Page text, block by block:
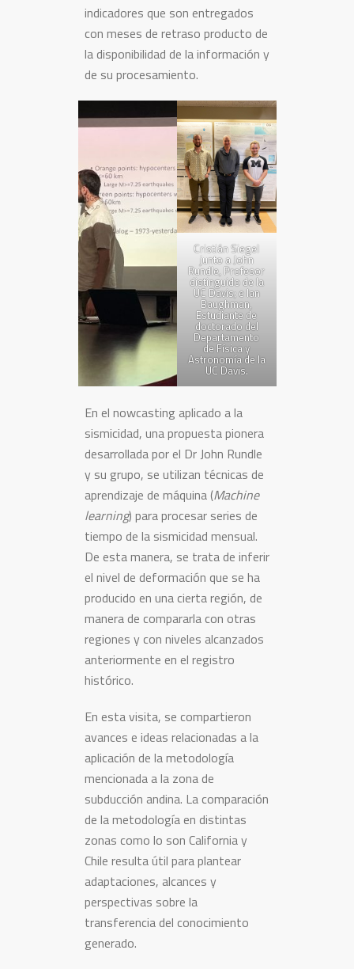
indicadores que son entregados
con meses de retraso producto de
la disponibilidad de la información y
de su procesamiento.
Cristián Siegel
junto a John
Rundle, Profesor
distinguido de la
UC Davis; e Ian
Baughman,
Estudiante de
doctorado del
Departamento
de Física y
Astronomía de la
UC Davis.
En el nowcasting aplicado a la
sismicidad, una propuesta pionera
desarrollada por el Dr John Rundle
y su grupo, se utilizan técnicas de
aprendizaje de máquina (Machine
learning) para procesar series de
tiempo de la sismicidad mensual.
De esta manera, se trata de inferir
el nivel de deformación que se ha
producido en una cierta región, de
manera de compararla con otras
regiones y con niveles alcanzados
anteriormente en el registro
histórico.
En esta visita, se compartieron
avances e ideas relacionadas a la
aplicación de la metodología
mencionada a la zona de
subducción andina. La comparación
de la metodología en distintas
zonas como lo son California y
Chile resulta útil para plantear
adaptaciones, alcances y
perspectivas sobre la
transferencia del conocimiento
generado.